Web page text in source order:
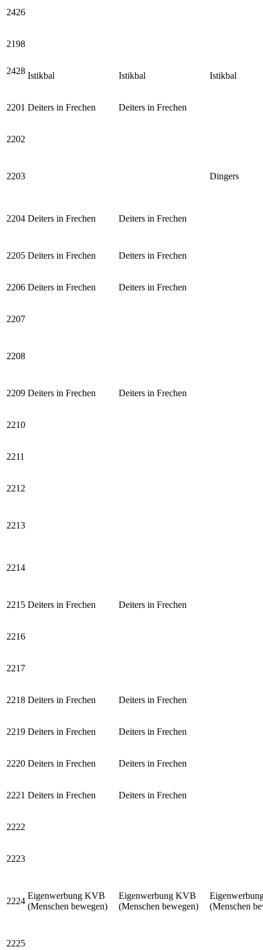
2426
2198
2428 Istikbal Istikbal Istikbal
2201 Deiters in Frechen Deiters in Frechen
2202
2203 Dingers
2204 Deiters in Frechen Deiters in Frechen
2205 Deiters in Frechen Deiters in Frechen
2206 Deiters in Frechen Deiters in Frechen
2207
2208
2209 Deiters in Frechen Deiters in Frechen
2210
2211
2212
2213
2214
2215 Deiters in Frechen Deiters in Frechen
2216
2217
2218 Deiters in Frechen Deiters in Frechen
2219 Deiters in Frechen Deiters in Frechen
2220 Deiters in Frechen Deiters in Frechen
2221 Deiters in Frechen Deiters in Frechen
2222
2223
2224
Eigenwerbung KVB
(Menschen bewegen)
Eigenwerbung KVB
(Menschen bewegen)
(Menschen
2225